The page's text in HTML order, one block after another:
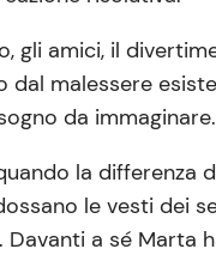
gli amici, il
dal malessere
da
la
le vesti dei
a sé Marta